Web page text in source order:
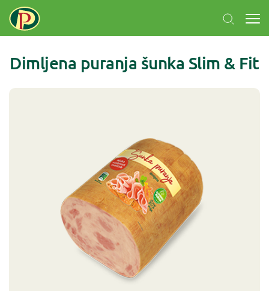
Dimljena puranja šunka Slim & Fit